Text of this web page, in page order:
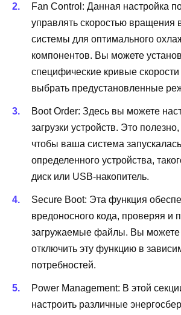
Fan Control: Данная настройка
управлять скоростью вращения
системы для оптимального
компонентов. Вы можете
специфические кривые
выбрать предустановленные
Boot Order: Здесь вы можете
загрузки устройств. Это
чтобы ваша система
определенного устройства,
диск или USB-накопитель.
Secure Boot: Эта функция
вредоносного кода, проверяя и
загружаемые файлы. Вы можете
отключить эту функцию в
потребностей.
Power Management: В этой
настроить различные